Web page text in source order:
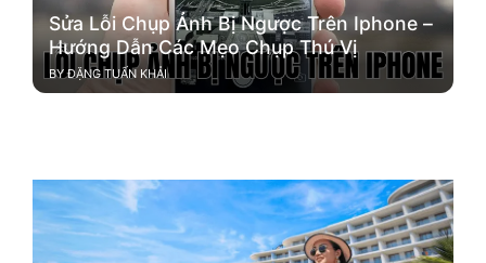
Sửa Lỗi Chụp Ảnh Bị Ngược Trên Iphone –
Hướng Dẫn Các Mẹo Chụp Thú Vị
BYĐẶNG TUẤN KHẢI